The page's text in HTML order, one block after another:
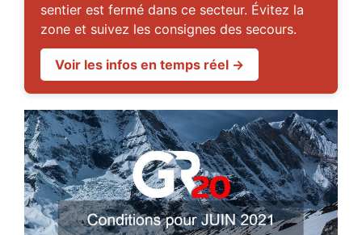
sentier est fermé dans ce secteur. Évitez la
zone et suivez les consignes des secours.
Voir les infos en temps réel →